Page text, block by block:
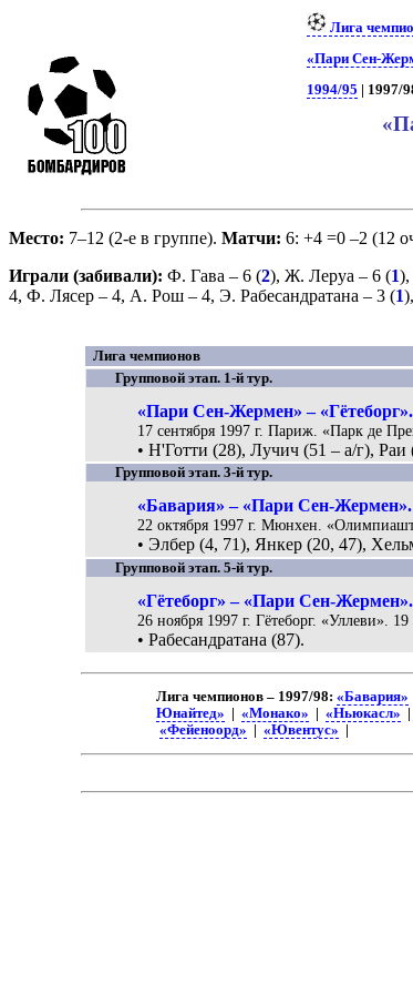
Лига
«Пари Сен-
1994/95 | 1997/
Место: 7–12 (2-е в группе). Матчи: 6: +4 =0 –2 (12
Играли (забивали): Ф. Гава – 6 (2), Ж. Леруа – 6 (1),
4, Ф. Лясер – 4, А. Рош – 4, Э. Рабесандратана – 3 (1),
Лига чемпионов
Групповой этап. 1-й тур.
«Пари Сен-Жермен» –
17 сентября 1997 г. Париж. «Парк де
• Н'Готти (28), Лучич (51 – а/г), Раи
Групповой этап. 3-й тур.
«Бавария» – «Пари Сен-Жермен».
22 октября 1997 г. Мюнхен.
• Элбер (4, 71), Янкер (20, 47),
Групповой этап. 5-й тур.
«Гётеборг» – «Пари Сен-
26 ноября 1997 г. Гётеборг. «Уллеви». 19
• Рабесандратана (87).
Лига чемпионов – 1997/98: «Бавария»
Юнайтед» | «Монако» | «Ньюкасл» |
«Фейеноорд» | «Ювентус» |